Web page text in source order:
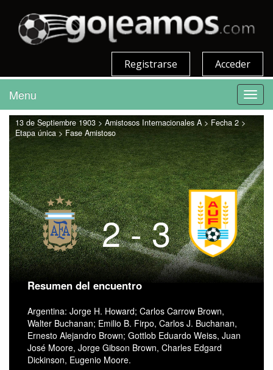
Acceder
Registrarse
Menu
13 de Septiembre 1903 > Amistosos Internacionales A > Fecha 2 >
Etapa única > Fase Amistoso
2 - 3
Resumen del encuentro
Argentina: Jorge H. Howard; Carlos Carrow Brown,
Walter Buchanan; Emilio B. Firpo, Carlos J. Buchanan,
Ernesto Alejandro Brown; Gottlob Eduardo Weiss, Juan
José Moore, Jorge Gibson Brown, Charles Edgard
Dickinson, Eugenio Moore.